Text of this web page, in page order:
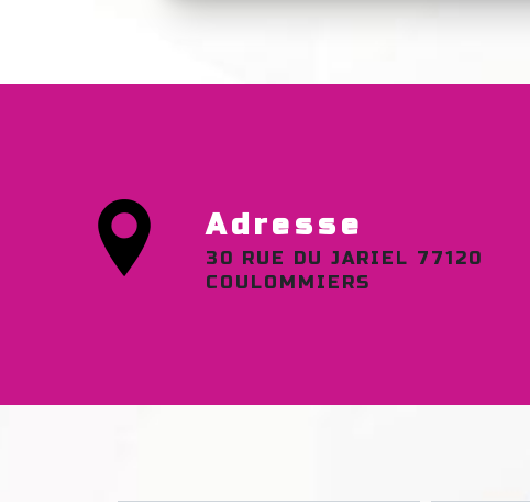
Adresse
30 RUE DU JARIEL 77120
COULOMMIERS